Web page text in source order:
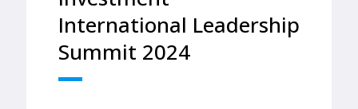
International Leadership
Summit 2024